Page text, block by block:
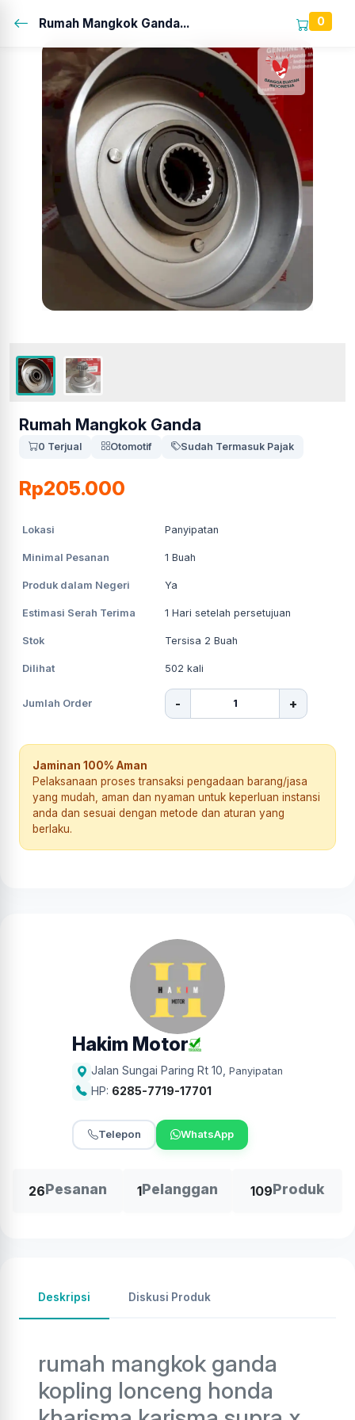
Rumah Mangkok Ganda... 0
Rumah Mangkok Ganda
0 Terjual Otomotif Sudah Termasuk Pajak
Rp205.000
Lokasi Panyipatan
Minimal Pesanan 1 Buah
Produk dalam Negeri Ya
Estimasi Serah Terima 1 Hari setelah persetujuan
Stok Tersisa 2 Buah
Dilihat 502 kali
Jumlah Order - +
Jaminan 100% Aman
Pelaksanaan proses transaksi pengadaan barang/jasa
yang mudah, aman dan nyaman untuk keperluan instansi
anda dan sesuai dengan metode dan aturan yang
berlaku.
Hakim Motor
Jalan Sungai Paring Rt 10 Panyipatan
HP: 6285-7719-17701
Telepon WhatsApp
26Pesanan 1Pelanggan 109Produk
Deskripsi Diskusi Produk
rumah mangkok ganda
kopling lonceng honda